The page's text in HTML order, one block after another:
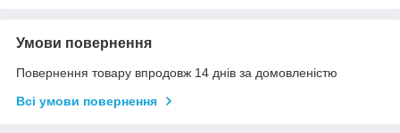
Умови повернення
Повернення товару впродовж 14 днів за домовленістю
Всі умови повернення